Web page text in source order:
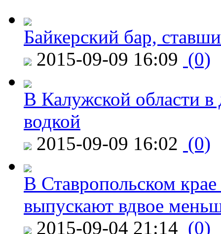
Байкерский бар,
2015-09-09 16:09 (0)
В Калужской области в
водкой
2015-09-09 16:02 (0)
В Ставропольском
выпускают вдвое
2015-09-04 21:14 (0)